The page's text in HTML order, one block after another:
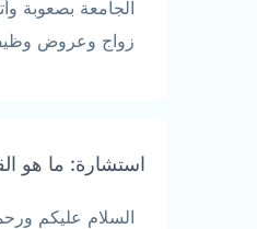
الجامعة بصعوبة
زواج وعروض
استشارة: ما هو
السلام عليكم